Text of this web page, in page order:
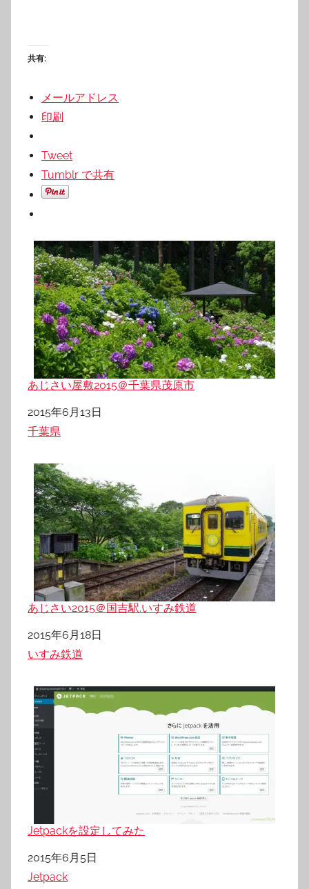
共有:
メールアドレス
印刷
Tweet
Tumblr で共有
あじさい屋敷2015＠千葉県茂原市
日付
2015年6月13日
関連理由
千葉県
あじさい2015＠国吉駅.いすみ鉄道
日付
2015年6月18日
関連理由
いすみ鉄道
Jetpackを設定してみた
日付
2015年6月5日
関連理由
Jetpack